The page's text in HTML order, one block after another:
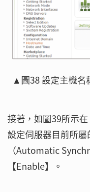
▲圖38 設定主機名
接著，如圖39所示
設定伺服器目前所
（Automatic
【Enable】。